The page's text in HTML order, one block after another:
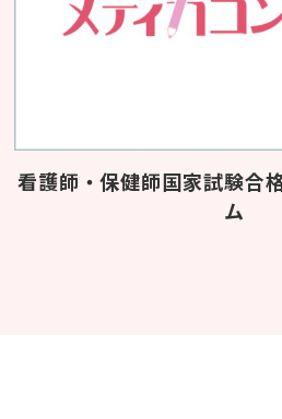
看護師・保健師国家試験合
ム